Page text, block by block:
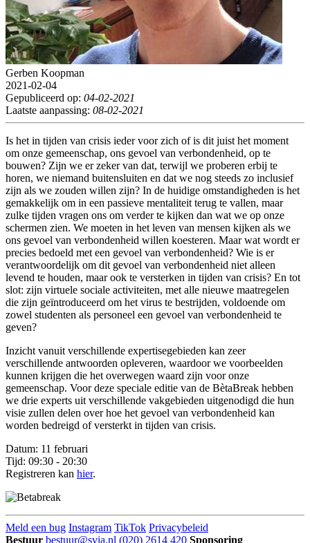
Gerben Koopman
2021-02-04
Gepubliceerd op: 04-02-2021
Laatste aanpassing: 08-02-2021
Is het in tijden van crisis ieder voor zich of is dit juist het moment
om onze gemeenschap, ons gevoel van verbondenheid, op te
bouwen? Zijn we er zeker van dat, terwijl we proberen erbij te
horen, we niemand buitensluiten en dat we nog steeds zo inclusief
zijn als we zouden willen zijn? In de huidige omstandigheden is het
gemakkelijk om in een passieve mentaliteit terug te vallen, maar
zulke tijden vragen ons om verder te kijken dan wat we op onze
schermen zien. We moeten in het leven van mensen kijken als we
ons gevoel van verbondenheid willen koesteren. Maar wat wordt er
precies bedoeld met een gevoel van verbondenheid? Wie is er
verantwoordelijk om dit gevoel van verbondenheid niet alleen
levend te houden, maar ook te versterken in tijden van crisis? En tot
slot: zijn virtuele sociale activiteiten, met alle nieuwe maatregelen
die zijn geïntroduceerd om het virus te bestrijden, voldoende om
zowel studenten als personeel een gevoel van verbondenheid te
geven?
Inzicht vanuit verschillende expertisegebieden kan zeer
verschillende antwoorden opleveren, waardoor we voorbeelden
kunnen krijgen die het overwegen waard zijn voor onze
gemeenschap. Voor deze speciale editie van de BètaBreak hebben
we drie experts uit verschillende vakgebieden uitgenodigd die hun
visie zullen delen over hoe het gevoel van verbondenheid kan
worden bedreigd of versterkt in tijden van crisis.
Datum: 11 februari
Tijd: 09:30 - 20:30
Registreren kan hier.
Meld een bug Instagram TikTok Privacybeleid
Bestuur bestuur@svia.nl (020) 2614 420 Sponsoring